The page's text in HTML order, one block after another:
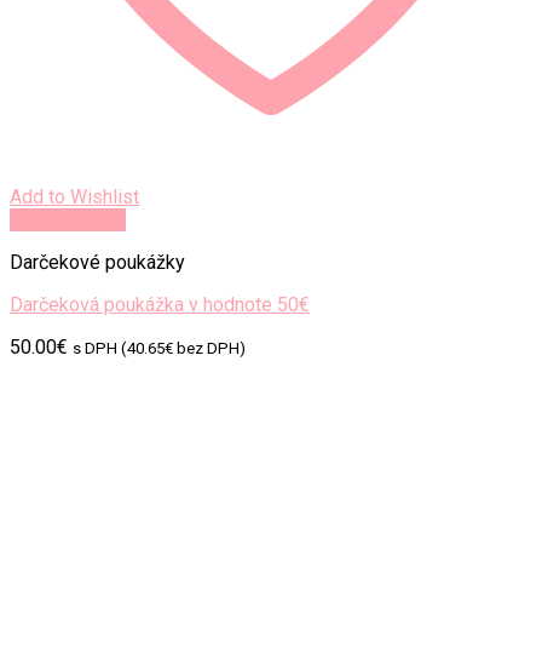
Add to Wishlist
Darčekové poukážky
Darčeková poukážka v hodnote 50€
50.00€ s DPH (40.65€ bez DPH)